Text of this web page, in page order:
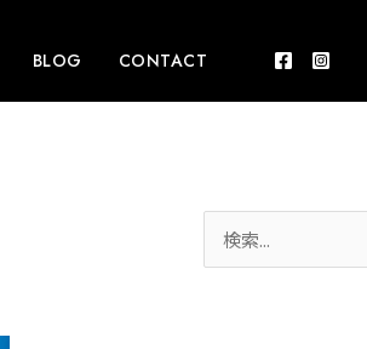
BLOG CONTACT